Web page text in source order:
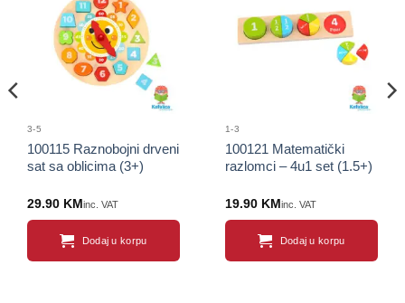
Sačuvaj
proizvod
3-5
100115 Raznobojni drveni
sat sa oblicima (3+)
29.90 KM inc. VAT
Dodaj u korpu
proizvod
1-3
100121 Matematički
razlomci – 4u1 set (1.5+)
19.90 KM inc. VAT
Dodaj u korpu